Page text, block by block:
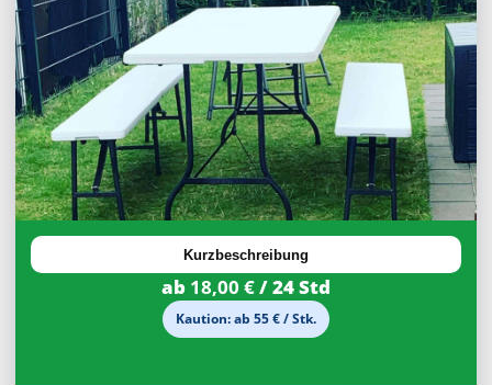
27,92%
Rabatt Kurzbeschreibung
ab 18,00 €/ 24 Std
Kaution: ab 55 € / Stk.